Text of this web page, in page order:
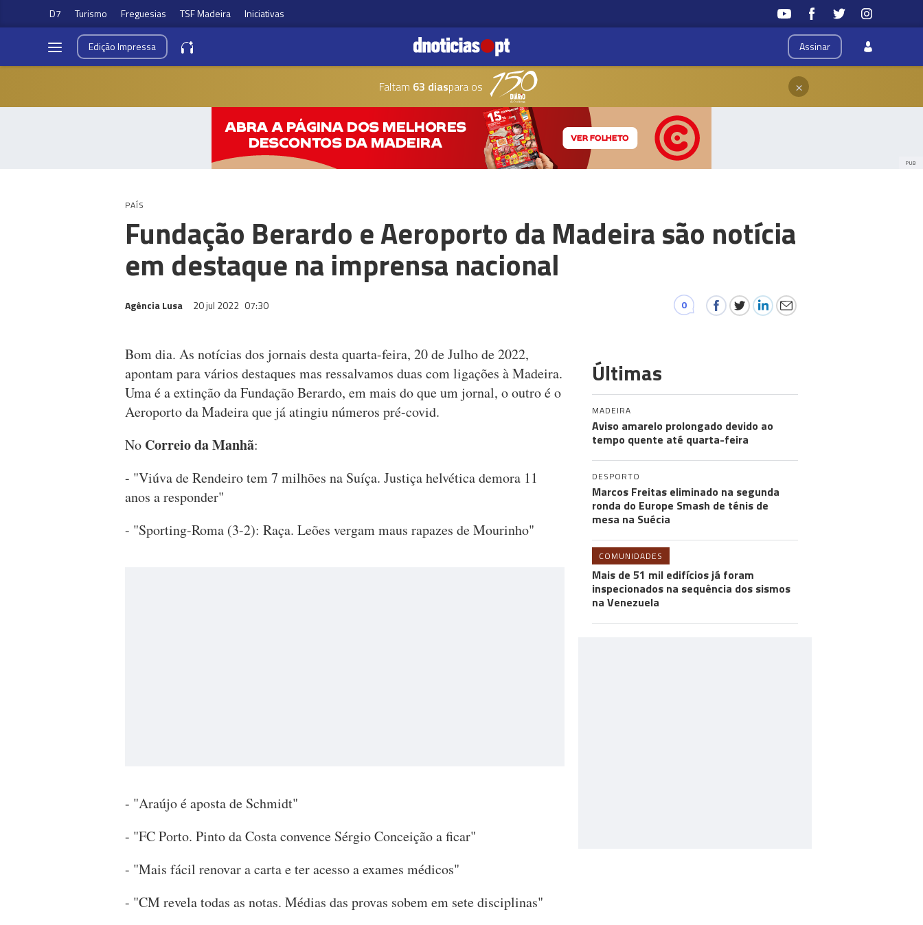
D7 Turismo Freguesias TSF Madeira Iniciativas
Assinar
EdiçãoImpressa
Faltam 63 diaspara os ×
PUB
PAÍS
Fundação Berardo e Aeroporto da Madeira são notícia
em destaque na imprensa nacional
Agência Lusa 20 jul 2022 07:30 0
Bom dia. As notícias dos jornais desta quarta-feira, 20 de Julho de 2022,
apontam para vários destaques mas ressalvamos duas com ligações à Madeira.
Uma é a extinção da Fundação Berardo, em mais do que um jornal, o outro é o
Aeroporto da Madeira que já atingiu números pré-covid.
No Correio da Manhã:
- "Viúva de Rendeiro tem 7 milhões na Suíça. Justiça helvética demora 11
anos a responder"
- "Sporting-Roma (3-2): Raça. Leões vergam maus rapazes de Mourinho"
- "Araújo é aposta de Schmidt"
- "FC Porto. Pinto da Costa convence Sérgio Conceição a ficar"
- "Mais fácil renovar a carta e ter acesso a exames médicos"
- "CM revela todas as notas. Médias das provas sobem em sete disciplinas"
Últimas
MADEIRA
Aviso amarelo prolongado devido ao
tempo quente até quarta-feira
DESPORTO
Marcos Freitas eliminado na segunda
ronda do Europe Smash de ténis de
mesa na Suécia
COMUNIDADES
Mais de 51 mil edifícios já foram
inspecionados na sequência dos sismos
na Venezuela